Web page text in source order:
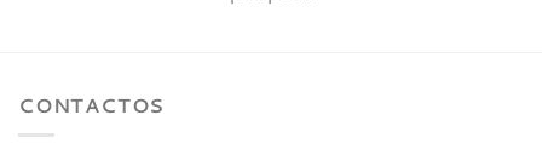
CONTACTOS